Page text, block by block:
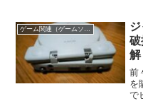
解
前
を
で